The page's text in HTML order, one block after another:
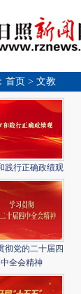
首页 > 文教
践行正确政绩观
彻党的二十届四
中全会精神